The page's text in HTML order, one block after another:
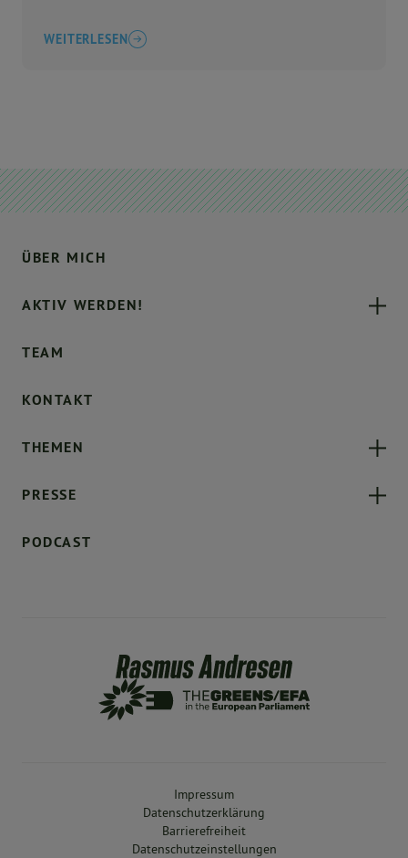
WEITERLESEN
ÜBER MICH
AKTIV WERDEN!
TEAM
KONTAKT
THEMEN
PRESSE
PODCAST
Impressum
Datenschutzerklärung
Barrierefreiheit
Datenschutzeinstellungen